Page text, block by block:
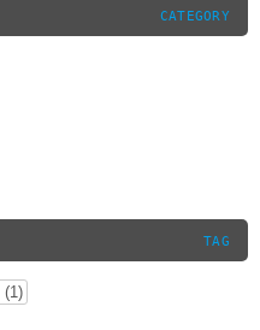
CATEGORY
TAG
(1)